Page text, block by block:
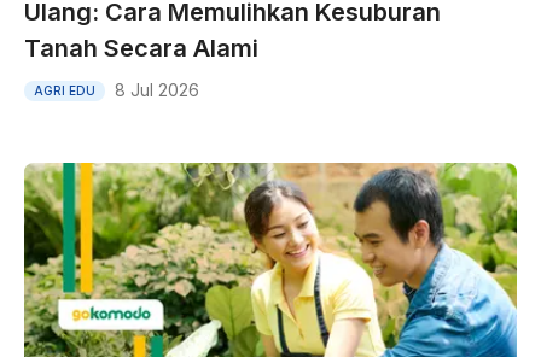
Ulang: Cara Memulihkan Kesuburan
Tanah Secara Alami
AGRI EDU 8 Jul 2026